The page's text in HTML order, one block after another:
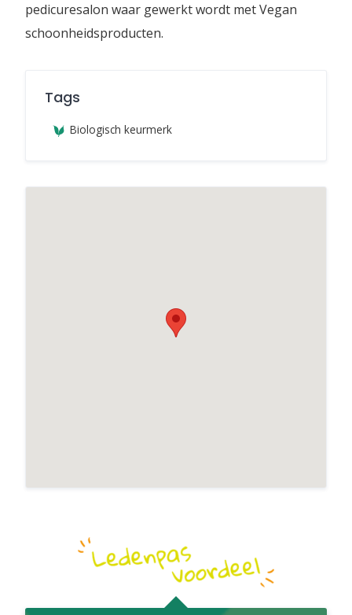
pedicuresalon waar gewerkt wordt met Vegan
schoonheidsproducten.
Tags
Biologisch keurmerk